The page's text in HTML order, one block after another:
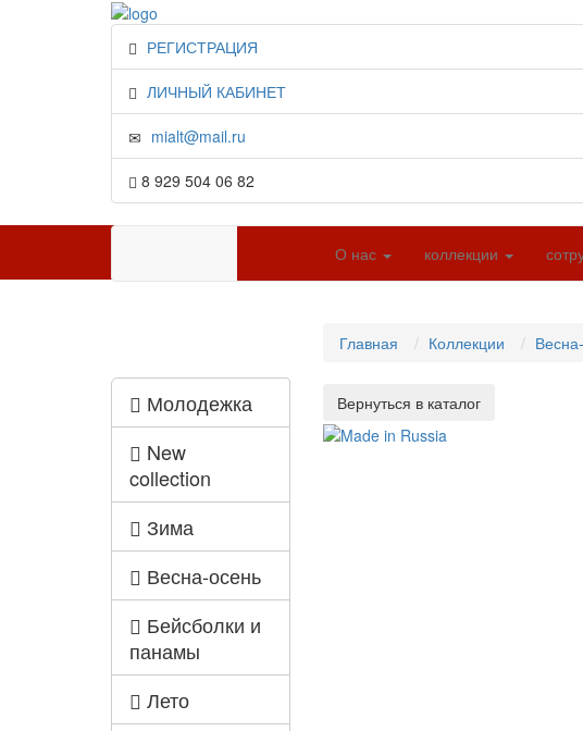
РЕГИСТРАЦИЯ
ЛИЧНЫЙ КАБИНЕТ
mialt@mail.ru
8 929 504 06 82
О нас коллекции
Молодежка
New
collection
Зима
Весна-осень
Бейсболки и
панамы
Лето
Главная Коллекции